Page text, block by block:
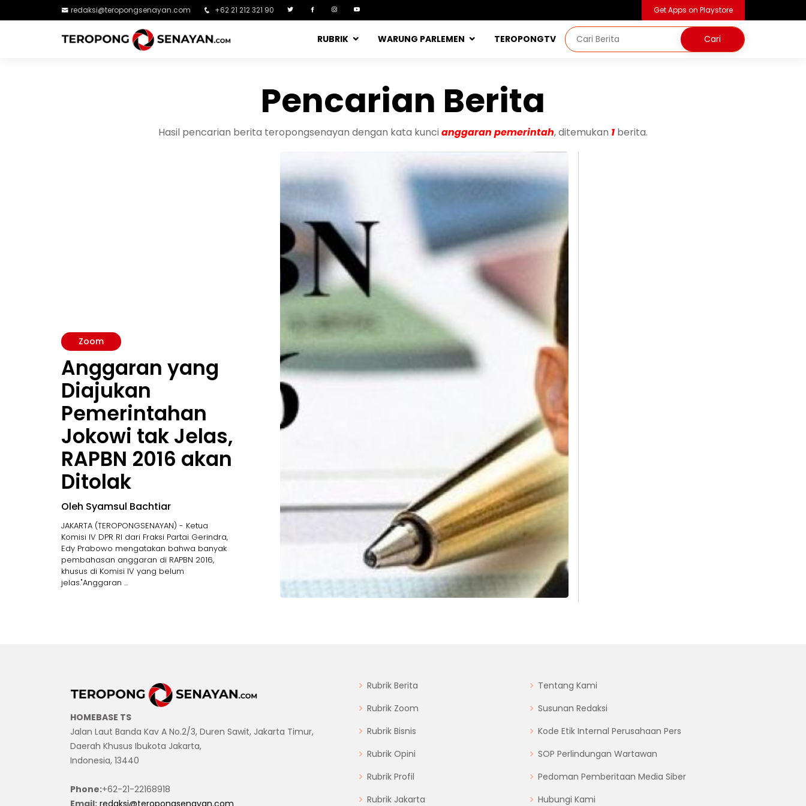
redaksi@teropongsenayan.com +62 21 212 321 90 Get Apps on Playstore
RUBRIK WARUNG PARLEMEN TEROPONGTV
Pencarian Berita
Hasil pencarian berita teropongsenayan dengan kata kuncianggaran pemerintah, ditemukan 1 berita.
Zoom
Anggaran yang
Diajukan
Pemerintahan
Jokowi tak Jelas,
RAPBN 2016 akan
Ditolak
Oleh Syamsul Bachtiar
JAKARTA (TEROPONGSENAYAN) - Ketua
Komisi IV DPR RI dari Fraksi Partai Gerindra,
Edy Prabowo mengatakan bahwa banyak
pembahasan anggaran di RAPBN 2016,
khusus di Komisi IV yang belum
jelas."Anggaran ...
HOMEBASE TS
Jalan Laut Banda Kav A No.2/3, Duren Sawit, Jakarta Timur,
Daerah Khusus Ibukota Jakarta,
Indonesia, 13440
Phone:+62-21-22168918
Email: redaksi@teropongsenayan.com
Rubrik Berita
Rubrik Zoom
Rubrik Bisnis
Rubrik Opini
Rubrik Profil
Rubrik Jakarta
Tentang Kami
Susunan Redaksi
Kode Etik Internal Perusahaan Pers
SOP Perlindungan Wartawan
Pedoman Pemberitaan Media Siber
Hubungi Kami